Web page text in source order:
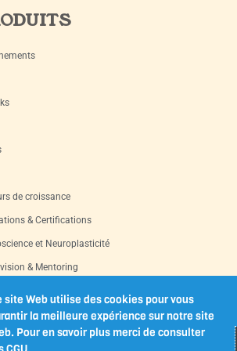
de croissance
& Certifications
et Neuroplasticité
& Mentoring
outils imprimables
site Web utilise des cookies pour vous
la meilleure expérience sur notre site
Pour en savoir plus merci de consulter